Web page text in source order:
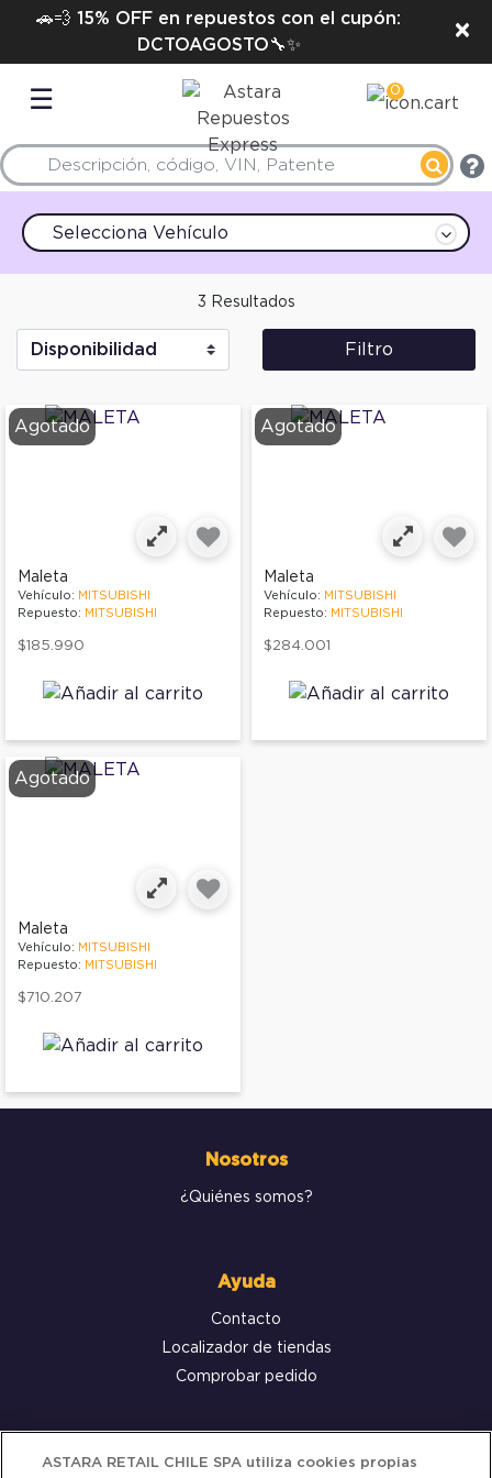
🚗💨 15% OFF en repuestos con el cupón:
DCTOAGOSTO🔧✨
×
☰ 0
Selecciona Vehículo
3 Resultados
Filtro
Agotado
Maleta
Vehículo: MITSUBISHI
Repuesto: MITSUBISHI
$185.990
Agotado
Maleta
Vehículo: MITSUBISHI
Repuesto: MITSUBISHI
$284.001
Agotado
Maleta
Vehículo: MITSUBISHI
Repuesto: MITSUBISHI
$710.207
Nosotros
¿Quiénes somos?
Ayuda
Contacto
Localizador de tiendas
Comprobar pedido
Servicio al cliente
ASTARA RETAIL CHILE SPA utiliza cookies propias